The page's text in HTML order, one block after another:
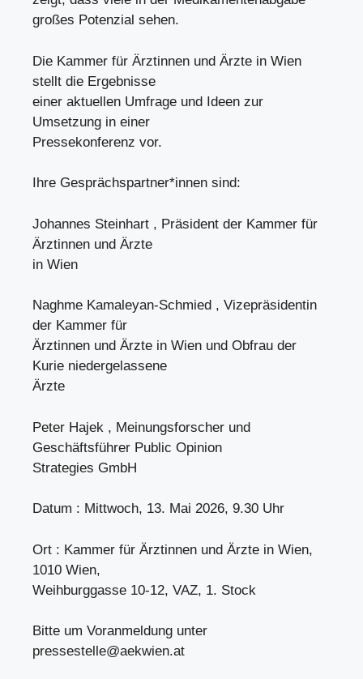
großes Potenzial sehen.
Die Kammer für Ärztinnen und Ärzte in Wien
stellt die Ergebnisse
einer aktuellen Umfrage und Ideen zur
Umsetzung in einer
Pressekonferenz vor.
Ihre Gesprächspartner*innen sind:
Johannes Steinhart , Präsident der Kammer für
Ärztinnen und Ärzte
in Wien
Naghme Kamaleyan-Schmied , Vizepräsidentin
der Kammer für
Ärztinnen und Ärzte in Wien und Obfrau der
Kurie niedergelassene
Ärzte
Peter Hajek , Meinungsforscher und
Geschäftsführer Public Opinion
Strategies GmbH
Datum : Mittwoch, 13. Mai 2026, 9.30 Uhr
Ort : Kammer für Ärztinnen und Ärzte in Wien,
1010 Wien,
Weihburggasse 10-12, VAZ, 1. Stock
Bitte um Voranmeldung unter
pressestelle@aekwien.at